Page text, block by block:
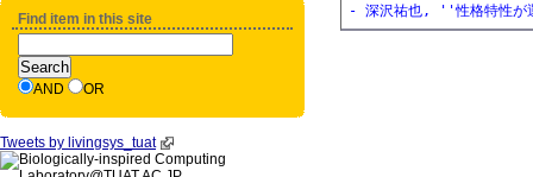
- 深沢祐也, ''性格特性が運
Find item in this site
AND OR
Tweets by livingsys_tuat